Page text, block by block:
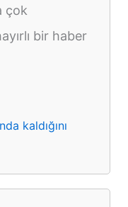
çok
bir haber
kaldığını